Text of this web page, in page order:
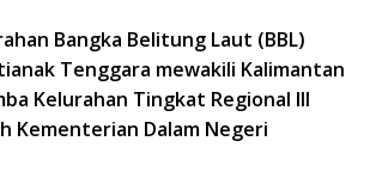
Bangka Belitung Laut (BBL)
Tenggara mewakili Kalimantan
Kelurahan Tingkat Regional III
Kementerian Dalam Negeri